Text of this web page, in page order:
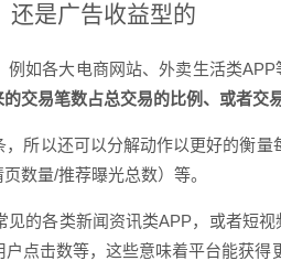
还是广告收益型的
如各大电商网站、外卖生活类
交易笔数占总交易的比例、或者交
所以还可以分解动作以更好的衡
数量/推荐曝光总数）等。
的各类新闻资讯类APP，或者短
点击数等，这些意味着平台能获